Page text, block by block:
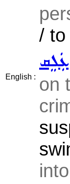
English :
/ to
ܥܲܠܸܩ
on